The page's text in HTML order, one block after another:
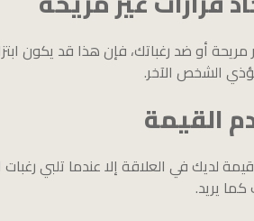
أو ضد رغباتك، فإن هذا قد يكون
الشخص الآخر.
القيمة
لديك في العلاقة إلا عندما تلبي
يريد.